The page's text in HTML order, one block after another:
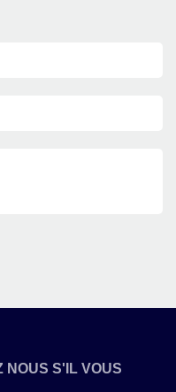
NOUS S'IL VOUS